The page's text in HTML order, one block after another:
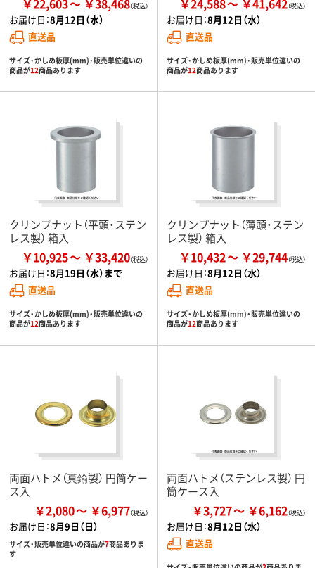
￥22,603 ￥38,468
お届け日：8月12日（水）
直送品
サイズ・かしめ板厚(mm)・販売単位違いの
商品が12商品あります
￥24,588 ￥41,642
お届け日：8月12日（水）
直送品
サイズ・かしめ板厚(mm)・販売単位違いの
商品が12商品あります
クリンプナット（平頭・ステン
レス製） 箱入
￥10,925 ￥33,420
お届け日：8月19日（水）まで
直送品
サイズ・かしめ板厚(mm)・販売単位違いの
商品が12商品あります
クリンプナット（薄頭・ステン
レス製） 箱入
￥10,432 ￥29,744
お届け日：8月12日（水）
直送品
サイズ・かしめ板厚(mm)・販売単位違いの
商品が12商品あります
両面ハトメ（真鍮製） 円筒ケー
ス入
￥2,080 ￥6,977
お届け日：8月9日（日）
サイズ・販売単位違いの商品が7商品ありま
す
両面ハトメ（ステンレス製） 円
筒ケース入
￥3,727 ￥6,162
お届け日：8月12日（水）
直送品